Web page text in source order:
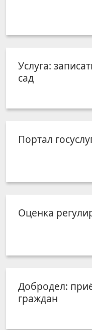
Услуга:
сад
Портал
Оценка
Добродел:
граждан